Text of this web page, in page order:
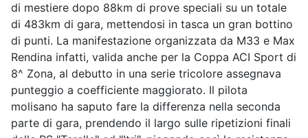
di mestiere dopo 88km di prove speciali su un totale
di 483km di gara, mettendosi in tasca un gran bottino
di punti. La manifestazione organizzata da M33 e Max
Rendina infatti, valida anche per la Coppa ACI Sport di
8^ Zona, al debutto in una serie tricolore assegnava
punteggio a coefficiente maggiorato. Il pilota
molisano ha saputo fare la differenza nella seconda
parte di gara, prendendo il largo sulle ripetizioni finali